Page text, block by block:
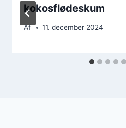
kokosflødeskum
Af 11. december 2024